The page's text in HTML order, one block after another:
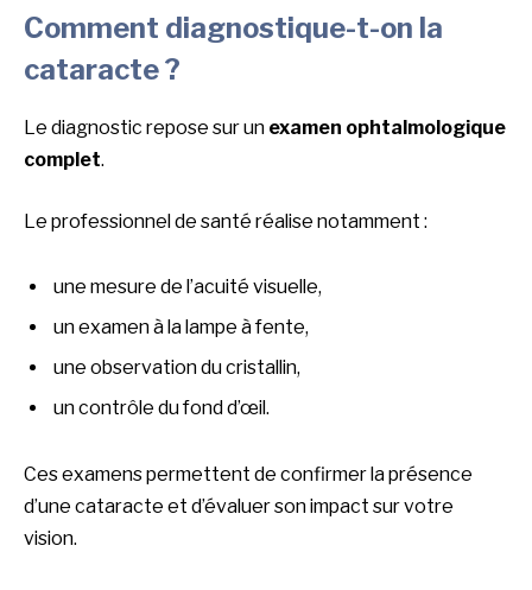
Comment diagnostique-t-on la
cataracte ?
Le diagnostic repose sur un examen ophtalmologique
complet.
Le professionnel de santé réalise notamment :
une mesure de l’acuité visuelle,
un examen à la lampe à fente,
une observation du cristallin,
un contrôle du fond d’œil.
Ces examens permettent de confirmer la présence
d’une cataracte et d’évaluer son impact sur votre
vision.